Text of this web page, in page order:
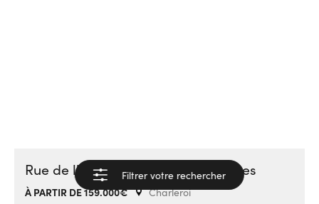
Rue de l'athénée duplex 2 chambres
À PARTIR DE 159.000€ Charleroi
Filtrer votre rechercher
Voir les résultats